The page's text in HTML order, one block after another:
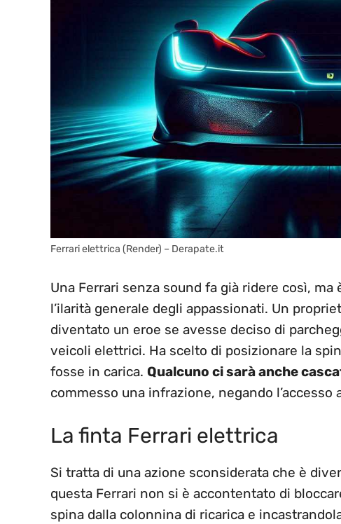
Ferrari elettrica (Render) – Derapate.it
Una Ferrari senza sound fa già ridere così,
l’ilarità generale degli appassionati. Un
diventato un eroe se avesse deciso di
veicoli elettrici. Ha scelto di posizionare la
fosse in carica. Qualcuno ci sarà anche
commesso una infrazione, negando
La finta Ferrari elettrica
Si tratta di una azione sconsiderata che è
questa Ferrari non si è accontentato di
spina dalla colonnina di ricarica e